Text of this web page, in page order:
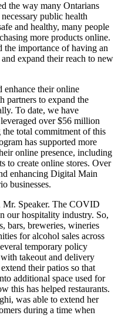
the way many Ontarians
public health
and healthy, many people
more products online.
the importance of having an
expand their reach to new
enhance their online
partners to expand the
To date, we have
over $56 million
total commitment of this
has supported more
online presence, including
to create online stores. Over
enhancing Digital Main
businesses.
Mr. Speaker. The COVID
our hospitality industry. So,
bars, breweries, wineries
for alcohol sales across
temporary policy
takeout and delivery
their patios so that
additional space used for
this has helped restaurants.
was able to extend her
during a time when